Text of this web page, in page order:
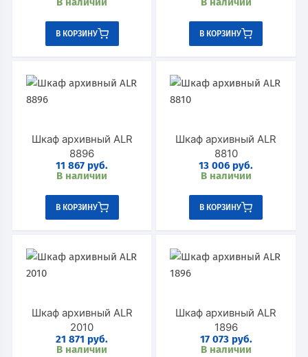
В КОРЗИНУ В КОРЗИНУ
Шкаф архивный ALR
8896
11 867 руб.
В наличии
В КОРЗИНУ
Шкаф архивный ALR
8810
13 006 руб.
В наличии
В КОРЗИНУ
Шкаф архивный ALR
2010
21 871 руб.
В наличии
Шкаф архивный ALR
1896
17 073 руб.
В наличии